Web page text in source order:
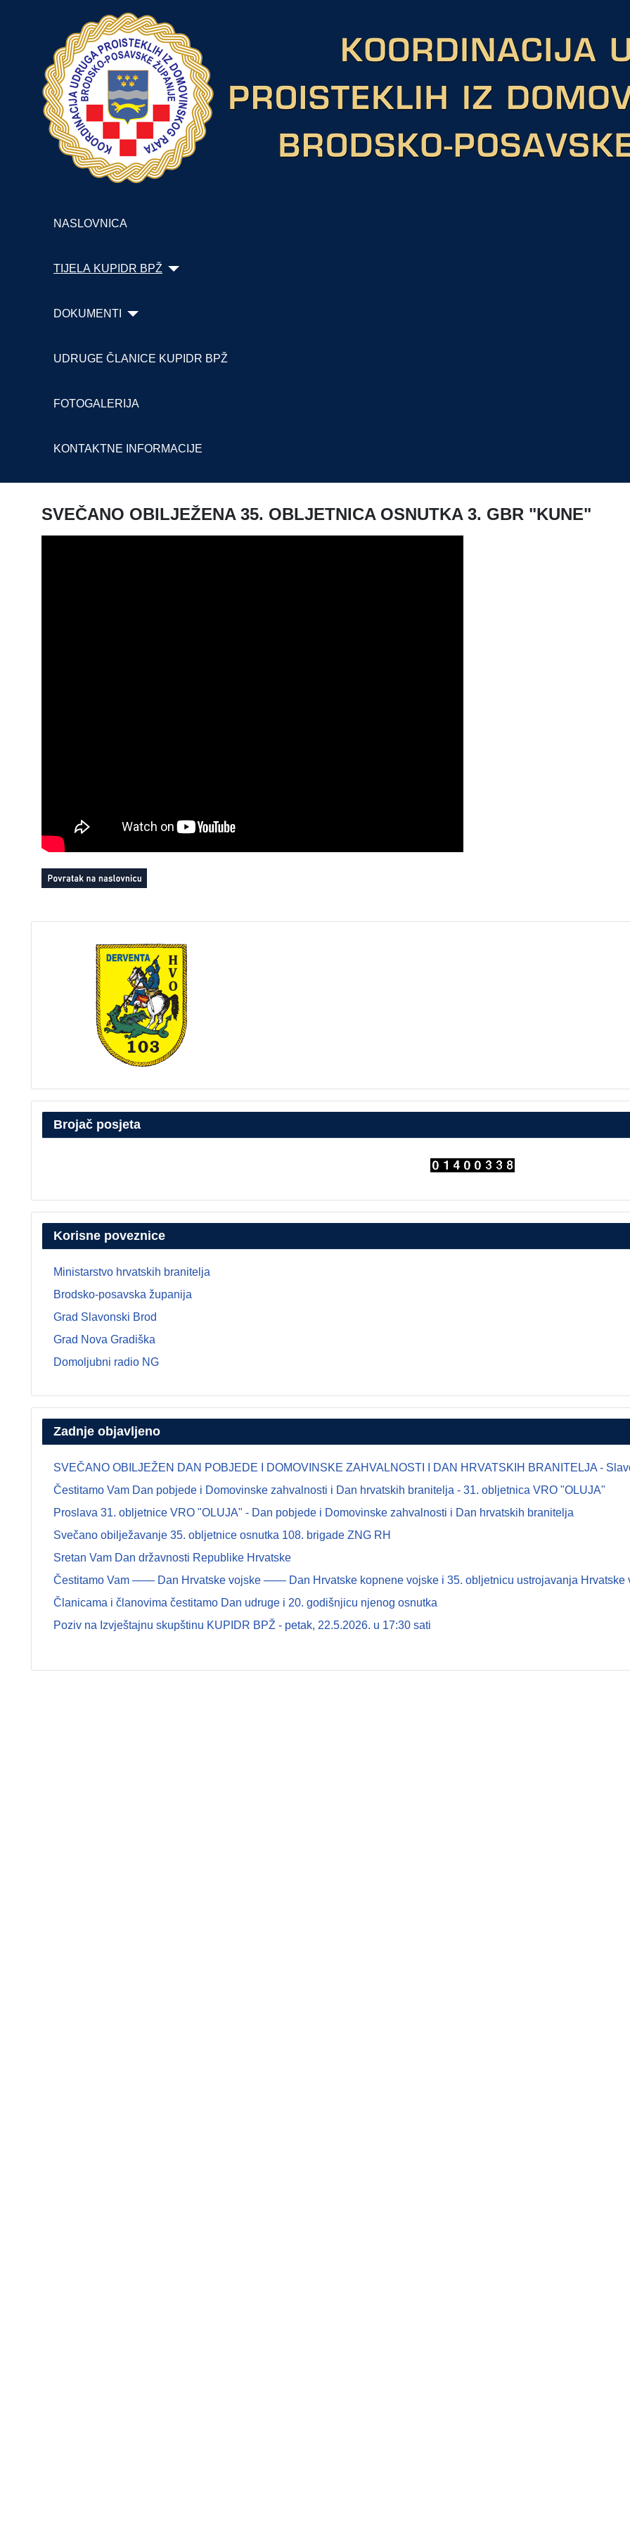
NASLOVNICA
TIJELA KUPIDR BPŽ
DOKUMENTI
UDRUGE ČLANICE KUPIDR BPŽ
FOTOGALERIJA
KONTAKTNE INFORMACIJE
SVEČANO OBILJEŽENA 35. OBLJETNICA OSNUTKA 3. GBR "KUNE"
Brojač posjeta
Korisne poveznice
Ministarstvo hrvatskih branitelja
Brodsko-posavska županija
Grad Slavonski Brod
Grad Nova Gradiška
Domoljubni radio NG
Zadnje objavljeno
SVEČANO OBILJEŽEN DAN POBJEDE I DOMOVINSKE ZAHVALNOSTI I DAN HRVATSKIH BRANITELJA -
Čestitamo Vam Dan pobjede i Domovinske zahvalnosti i Dan hrvatskih branitelja - 31. obljetnica VRO "OLUJA"
Proslava 31. obljetnice VRO "OLUJA" - Dan pobjede i Domovinske zahvalnosti i Dan hrvatskih branitelja
Svečano obilježavanje 35. obljetnice osnutka 108. brigade ZNG RH
Sretan Vam Dan državnosti Republike Hrvatske
Čestitamo Vam —— Dan Hrvatske vojske —— Dan Hrvatske kopnene vojske i 35. obljetnicu ustrojavanja Hrvatske
Članicama i članovima čestitamo Dan udruge i 20. godišnjicu njenog osnutka
Poziv na Izvještajnu skupštinu KUPIDR BPŽ - petak, 22.5.2026. u 17:30 sati